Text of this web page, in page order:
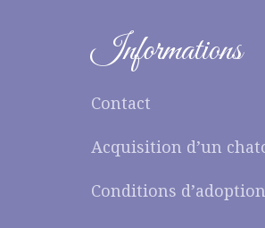
Informations
Contact
Acquisition d’un
Conditions d’adoption